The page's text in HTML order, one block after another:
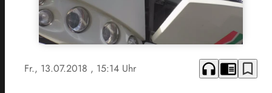
Fr., 13.07.2018 , 15:14 Uhr headphones chrome_reader_mode bookmark_border